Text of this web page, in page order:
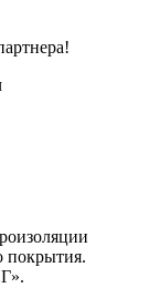
покрытия.